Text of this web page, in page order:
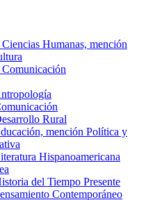
Humanas, mención
Rural
mención Política y
Hispanoamericana
del Tiempo Presente
Contemporáneo